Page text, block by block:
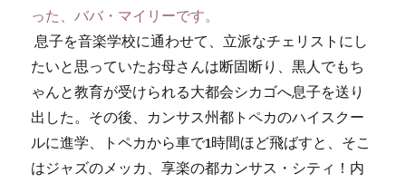
った、ババ・マイリーです。
息子を音楽学校に通わせて、立派なチェリストにし
たいと思っていたお母さんは断固断り、黒人でもち
ゃんと教育が受けられる大都会シカゴへ息子を送り
出した。その後、カンサス州都トペカのハイスクー
ルに進学、トペカから車で1時間ほど飛ばすと、そこ
はジャズのメッカ、享楽の都カンサス・シティ！内